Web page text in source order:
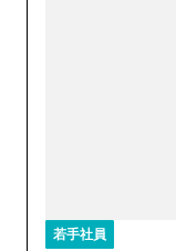
若手社員